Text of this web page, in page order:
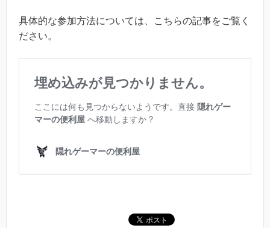
具体的な参加方法については、こちらの記事をご覧く
ださい。